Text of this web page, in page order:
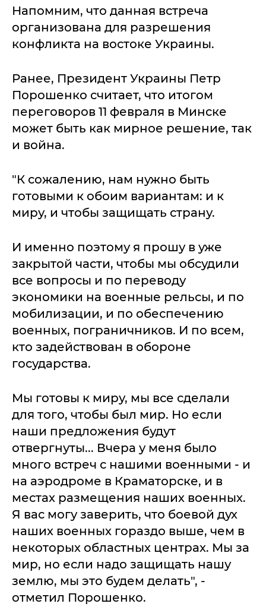
Напомним, что данная встреча
организована для разрешения
конфликта на востоке Украины.
Ранее, Президент Украины Петр
Порошенко считает, что итогом
переговоров 11 февраля в Минске
может быть как мирное решение, так
и война.
"К сожалению, нам нужно быть
готовыми к обоим вариантам: и к
миру, и чтобы защищать страну.
И именно поэтому я прошу в уже
закрытой части, чтобы мы обсудили
все вопросы и по переводу
экономики на военные рельсы, и по
мобилизации, и по обеспечению
военных, пограничников. И по всем,
кто задействован в обороне
государства.
Мы готовы к миру, мы все сделали
для того, чтобы был мир. Но если
наши предложения будут
отвергнуты... Вчера у меня было
много встреч с нашими военными - и
на аэродроме в Краматорске, и в
местах размещения наших военных.
Я вас могу заверить, что боевой дух
наших военных гораздо выше, чем в
некоторых областных центрах. Мы за
мир, но если надо защищать нашу
землю, мы это будем делать", -
отметил Порошенко.